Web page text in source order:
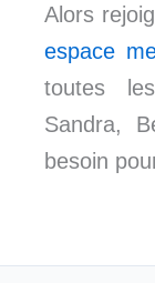
Alors
espace
toutes
Sandra,
besoin